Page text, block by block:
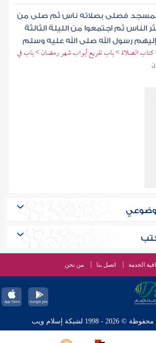
فصلى بصلاته ناس ثم صلى من
الناس ثم اجتمعوا من الليلة الثالثة
رسول الله صلى الله عليه وسلم
كتاب الصلاة > باب تفريع أبواب شهر رمضان > باب في
الخدمة اتصل بنا من نحن
- 1998 لشبكة إسلام ويب